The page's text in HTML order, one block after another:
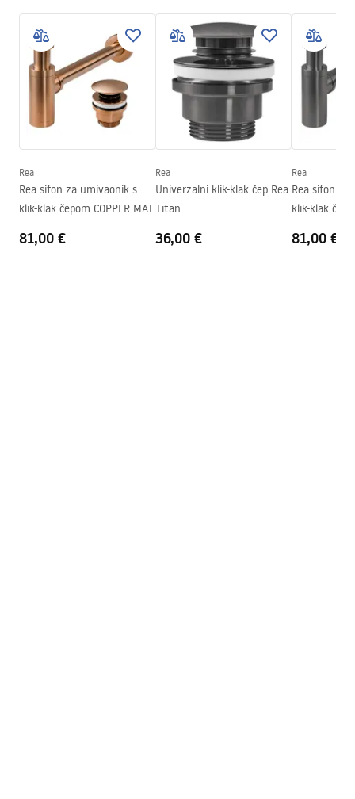
Boja
Bež, Imitacija kamena
Završetak
Mat
Duljina
505mm
Širina
380mm
Visina
135mm
105mm
Oblik
Otvor za slavinu
NE
Montažne upute
Basin.pdf
Karta produktu
UMYWALKA PEARL AKOYA - NABLATOWA.pdf
Deklaracja Właściwości Użytkowych
Rea
Rea sifon za umivaonik s
klik-klak čepom COPPER MAT
81,00 €
Rea
Univerzalni klik-klak čep Rea
Titan
36,00 €
Rea
Rea sifon za
klik-klak
81,00 €